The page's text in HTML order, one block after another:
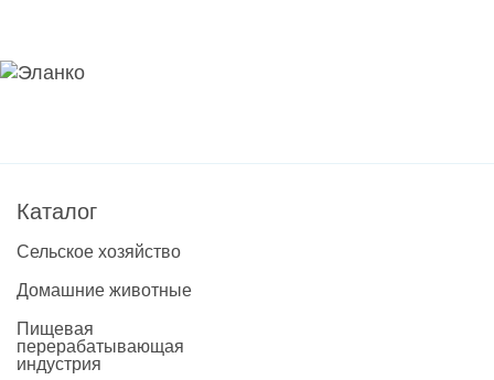
Каталог
Сельское хозяйство
Домашние животные
Пищевая
перерабатывающая
индустрия